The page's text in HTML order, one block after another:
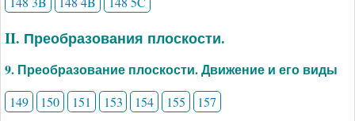
II. Преобразования плоскости.
9. Преобразование плоскости. Движение и его виды
149 150 151 153 154 155 157